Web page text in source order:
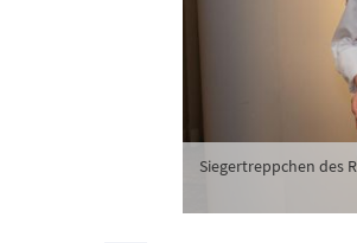
Siegertreppchen des